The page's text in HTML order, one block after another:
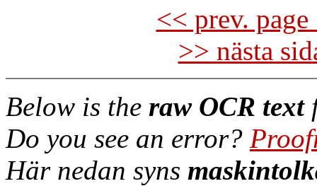
<< prev.
>> nästa
Below is the raw OCR text
Do you see an error?
Här nedan syns